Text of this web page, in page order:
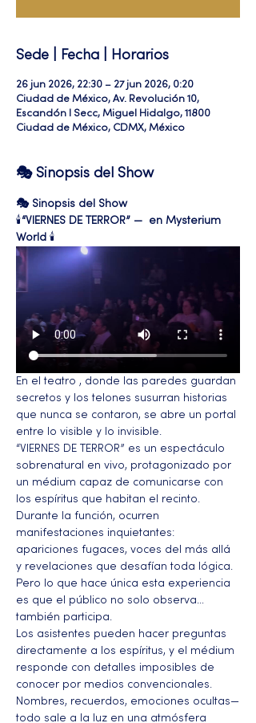
Sede | Fecha | Horarios
26 jun 2026, 22:30 – 27 jun 2026, 0:20
Ciudad de México, Av. Revolución 10,
Escandón I Secc, Miguel Hidalgo, 11800
Ciudad de México, CDMX, México
🎭 Sinopsis del Show
🎭 Sinopsis del Show
🕯️“VIERNES DE TERROR” —  en Mysterium
World 🕯️
En el teatro , donde las paredes guardan
secretos y los telones susurran historias
que nunca se contaron, se abre un portal
entre lo visible y lo invisible.
“VIERNES DE TERROR” es un espectáculo
sobrenatural en vivo, protagonizado por
un médium capaz de comunicarse con
los espíritus que habitan el recinto.
Durante la función, ocurren
manifestaciones inquietantes:
apariciones fugaces, voces del más allá
y revelaciones que desafían toda lógica.
Pero lo que hace única esta experiencia
es que el público no solo observa…
también participa.
Los asistentes pueden hacer preguntas
directamente a los espíritus, y el médium
responde con detalles imposibles de
conocer por medios convencionales.
Nombres, recuerdos, emociones ocultas—
todo sale a la luz en una atmósfera